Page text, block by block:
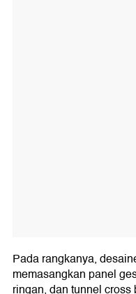
Pada rangkanya,
memasangkan panel
ringan, dan tunnel